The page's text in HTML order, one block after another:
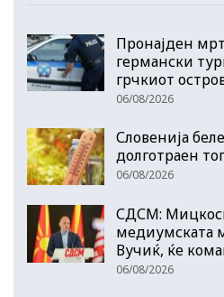
Пронајден
германски
грчкиот
06/08/2026
Словенија
долготраен
06/08/2026
СДСМ:
медиумската
Вучиќ, ќе
06/08/2026